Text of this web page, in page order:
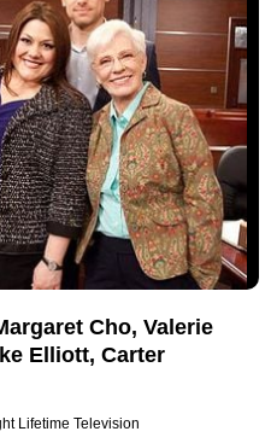
Cho, Valerie
Elliott, Carter
Lifetime Television